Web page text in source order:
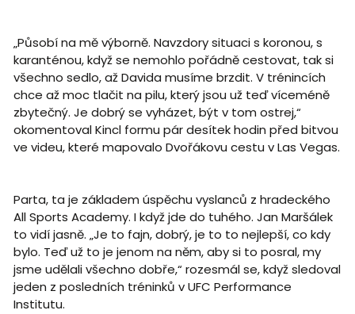
„Působí na mě výborně. Navzdory situaci s koronou, s
karanténou, když se nemohlo pořádně cestovat, tak si
všechno sedlo, až Davida musíme brzdit. V trénincích
chce až moc tlačit na pilu, který jsou už teď víceméně
zbytečný. Je dobrý se vyházet, být v tom ostrej,“
okomentoval Kincl formu pár desítek hodin před bitvou
ve videu, které mapovalo Dvořákovu cestu v Las Vegas.
Parta, ta je základem úspěchu vyslanců z hradeckého
All Sports Academy. I když jde do tuhého. Jan Maršálek
to vidí jasně. „Je to fajn, dobrý, je to to nejlepší, co kdy
bylo. Teď už to je jenom na něm, aby si to posral, my
jsme udělali všechno dobře,“ rozesmál se, když sledoval
jeden z posledních tréninků v UFC Performance
Institutu.